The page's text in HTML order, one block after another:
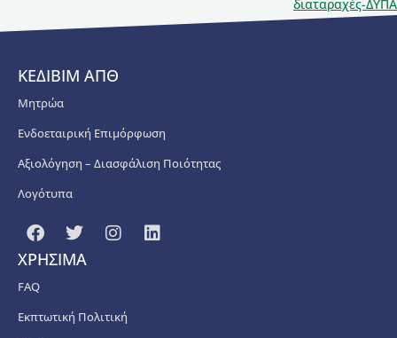
διαταραχές-ΔΥΠΑ
ΚΕΔΙΒΙΜ ΑΠΘ
Μητρώα
Ενδοεταιρική Επιμόρφωση
Αξιολόγηση – Διασφάλιση Ποιότητας
Λογότυπα
ΧΡΗΣΙΜΑ
FAQ
Εκπτωτική Πολιτική